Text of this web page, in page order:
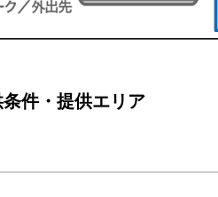
条件・提供エリア